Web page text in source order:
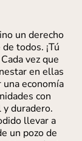
un derecho
todos. ¡Tú
vez que
en ellas
economía
con
duradero.
llevar a
un pozo de